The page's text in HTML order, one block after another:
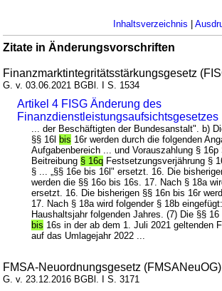
Inhaltsverzeichnis
Zitate in Änderungsvorschriften
Finanzmarktintegritätsstärkungsgesetz
G. v. 03.06.2021 BGBl. I S. 1534
Artikel 4 FISG Änderung des
Finanzdienstleistungsaufsichtsgesetzes
... der Beschäftigten der Bundesanstalt". b)
§§ 16l bis 16r werden durch die folgenden
Aufgabenbereich ... und Vorauszahlung §
Beitreibung § 16q Festsetzungsverjährung §
§ ... „§§ 16e bis 16l" ersetzt. 16. Die
werden die §§ 16o bis 16s. 17. Nach § 18a
ersetzt. 16. Die bisherigen §§ 16n bis 16r
17. Nach § 18a wird folgender § 18b
Haushaltsjahr folgenden Jahres. (7) Die §§
bis 16s in der ab dem 1. Juli 2021 geltenden
auf das Umlagejahr 2022 ...
FMSA-Neuordnungsgesetz (FMSANeuOG)
G. v. 23.12.2016 BGBl. I S. 3171